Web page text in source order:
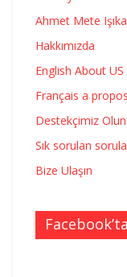
Ahmet Mete
Hakkımızda
English About US
Français a propos
Destekçimiz Olun
Sık sorulan
Bize Ulaşın